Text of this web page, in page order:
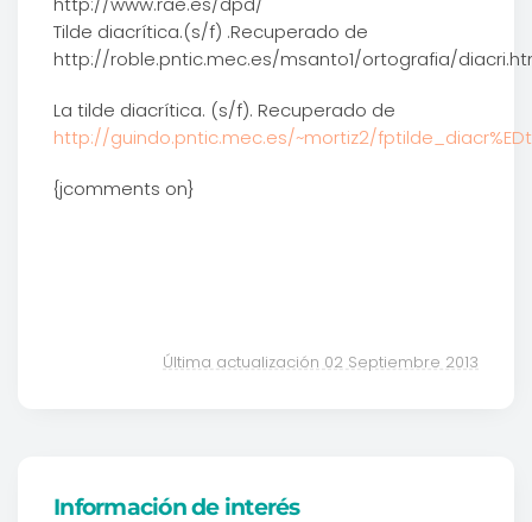
Tilde diacrítica.(s/f) .Recuperado de
http://roble.pntic.mec.es/msanto1/ortografia/
La tilde diacrítica. (s/f). Recuperado de
http://guindo.pntic.mec.es/~mortiz2/
{jcomments on}
Última actualización 02 Septiembre 2013
Información de interés